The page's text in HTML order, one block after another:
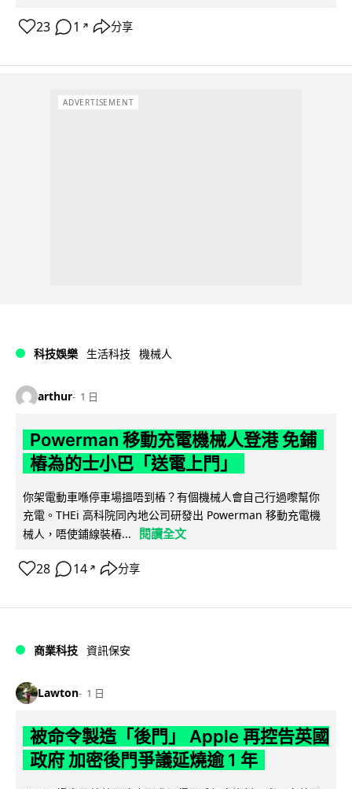
23 1 ↗ 分享
ADVERTISEMENT
科技娛樂 生活科技 機械人
arthur 1 日
Powerman 移動充電機械人登港 免鋪
樁為的士小巴「送電上門」
你架電動車喺停車場搵唔到樁？有個機械人會自己行過嚟幫你
充電。THEi 高科院同內地公司研發出 Powerman 移動充電機
械人，唔使鋪線裝樁...
閱讀全文
28 14 ↗ 分享
商業科技 資訊保安
Lawton 1 日
被命令製造「後門」 Apple 再控告英國
政府 加密後門爭議延燒逾 1 年